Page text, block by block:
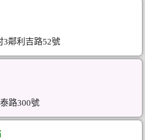
3鄰利吉路52號
路300號